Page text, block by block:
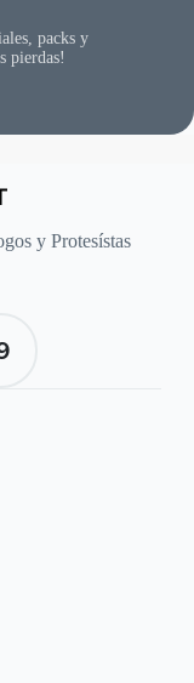
packs y
pierdas!
y Protesístas